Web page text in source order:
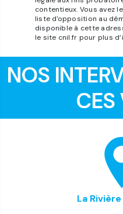
contentieux. Vous avez
liste d'opposition au
disponible à cette
le site cnil.fr pour plus
NOS
CES
La